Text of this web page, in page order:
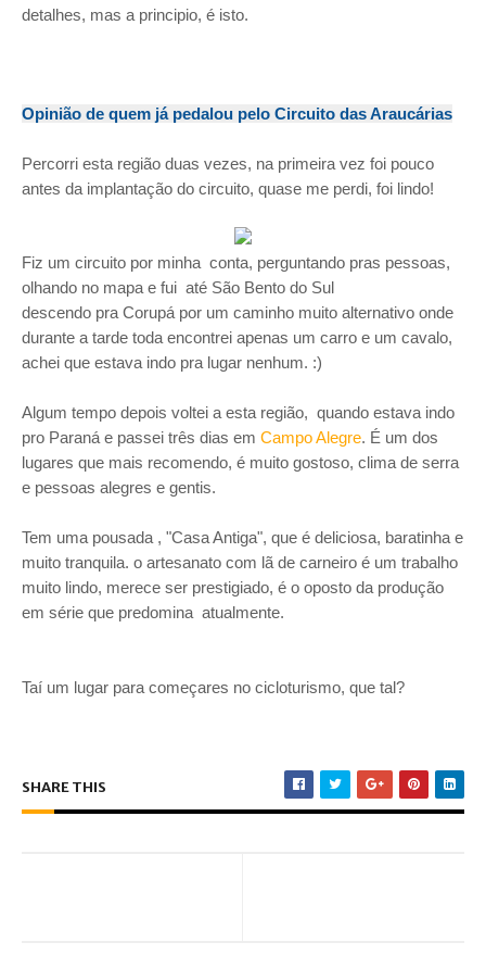
detalhes, mas a principio, é isto.
Opinião de quem já pedalou pelo Circuito das Araucárias
Percorri esta região duas vezes, na primeira vez foi pouco
antes da implantação do circuito, quase me perdi, foi lindo!
Fiz um circuito por minha conta, perguntando pras pessoas,
olhando no mapa e fui até São Bento do Sul
descendo pra Corupá por um caminho muito alternativo onde
durante a tarde toda encontrei apenas um carro e um cavalo,
achei que estava indo pra lugar nenhum. :)
Algum tempo depois voltei a esta região, quando estava indo
pro Paraná e passei três dias em Campo Alegre. É um dos
lugares que mais recomendo, é muito gostoso, clima de serra
e pessoas alegres e gentis.
Tem uma pousada , "Casa Antiga", que é deliciosa, baratinha e
muito tranquila. o artesanato com lã de carneiro é um trabalho
muito lindo, merece ser prestigiado, é o oposto da produção
em série que predomina atualmente.
Taí um lugar para começares no cicloturismo, que tal?
SHARE THIS